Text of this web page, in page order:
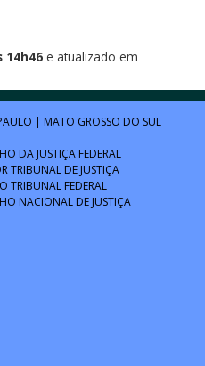
14h46e atualizado em
| MATO GROSSO DO SUL
DA JUSTIÇA FEDERAL
TRIBUNAL DE JUSTIÇA
TRIBUNAL FEDERAL
NACIONAL DE JUSTIÇA